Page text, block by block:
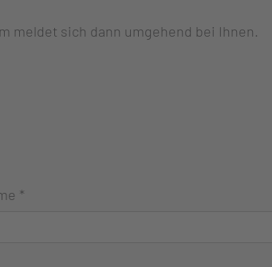
meldet sich dann umgehend bei Ihnen.
*